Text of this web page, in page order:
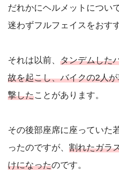
だれかにヘルメットについ
迷わずフルフェイスをおす
それは以前、 タンデムした
故を起こし、バイクの2人
撃したことがあります。
その後部座席に座っていた
ったのですが、 割れたガラ
けになったのです。